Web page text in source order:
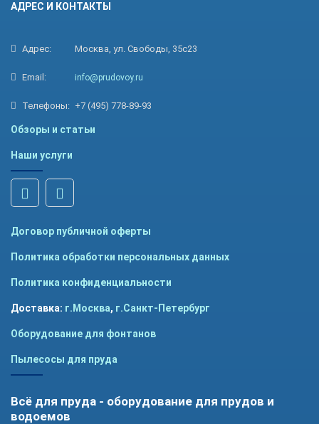
АДРЕС И КОНТАКТЫ
Адрес: Москва, ул. Свободы, 35с23
Email: info@prudovoy.ru
Телефоны: +7 (495) 778-89-93
Обзоры и статьи
Наши услуги
Договор публичной оферты
Политика обработки персональных данных
Политика конфиденциальности
Доставка: г.Москва, г.Санкт-Петербург
Оборудование для фонтанов
Пылесосы для пруда
Всё для пруда - оборудование для прудов и
водоемов